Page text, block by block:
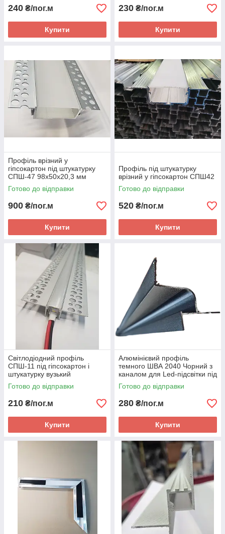
240 ₴/пог.м
Купити
230 ₴/пог.м
Купити
Профіль врізний у
гіпсокартон під штукатурку
СПШ-47 98х50х20,3 мм
Готово до відправки
900 ₴/пог.м
Купити
Профіль під штукатурку
врізний у гіпсокартон СПШ42
Готово до відправки
520 ₴/пог.м
Купити
Світлодіодний профіль
СПШ-11 під гіпсокартон і
штукатурку вузький
Готово до відправки
210 ₴/пог.м
Купити
Алюмінієвий профіль
темного ШВА 2040 Чорний з
каналом для Led-підсвітки під
гіпсокартон
Готово до відправки
280 ₴/пог.м
Купити